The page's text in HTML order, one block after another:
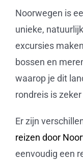
Noorwegen is
unieke,
excursies
bossen en
waarop je dit
rondreis is
Er zijn
reizen door
eenvoudig een